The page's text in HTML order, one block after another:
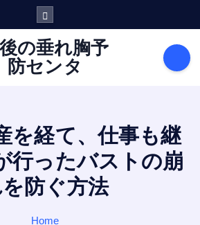
防センタ
を経て、仕事も継
行ったバストの崩
防ぐ方法
Home